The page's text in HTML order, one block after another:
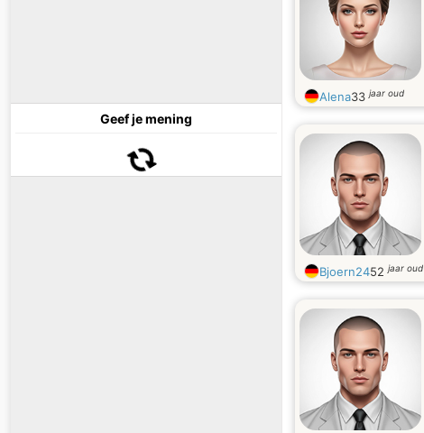
Geef je mening
Alena33jaar oud
Bjoern2452jaar oud